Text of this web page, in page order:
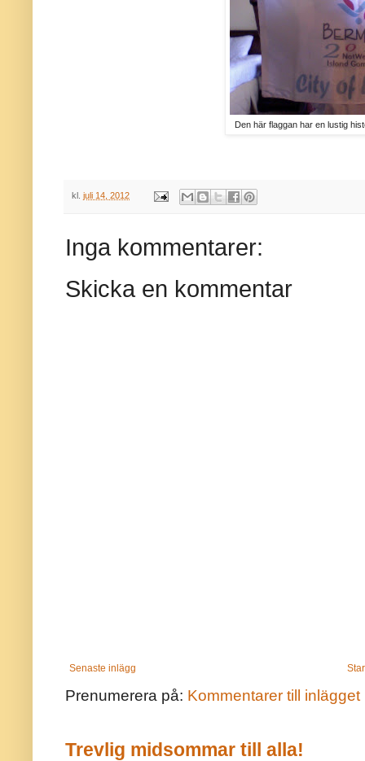
Den här flaggan har en lustig
kl. juli 14, 2012
Inga kommentarer:
Skicka en kommentar
Senaste inlägg
Prenumerera på: Kommentarer till inlägget
Trevlig midsommar till alla!